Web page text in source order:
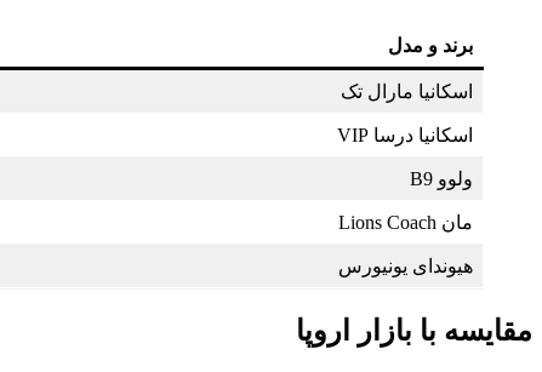
برند و مدل
اسکانیا مارال تک
اسکانیا درسا VIP
ولوو B9
مان Lions Coach
هیوندای یونیورس
مقایسه با بازار اروپا